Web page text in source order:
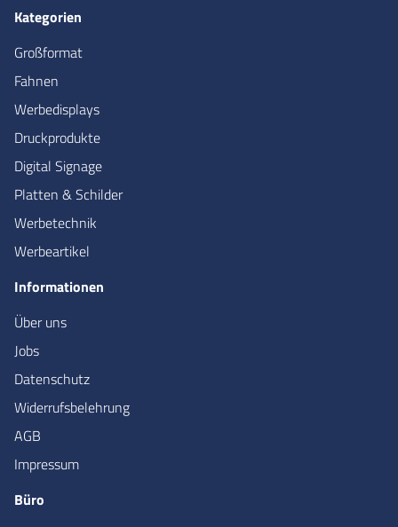
Kategorien
Großformat
Fahnen
Werbedisplays
Druckprodukte
Digital Signage
Platten & Schilder
Werbetechnik
Werbeartikel
Informationen
Über uns
Jobs
Datenschutz
Widerrufsbelehrung
AGB
Impressum
Büro